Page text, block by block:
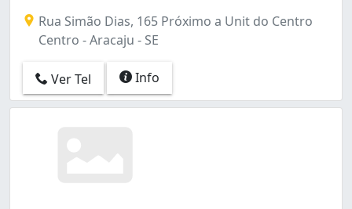
Rua Simão Dias, 165 Próximo a Unit do Centro
Centro - Aracaju - SE
Ver Tel Info